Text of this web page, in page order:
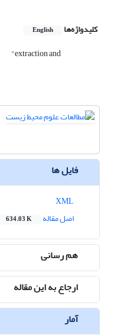
کلیدواژه‌ها English
"extraction and
فایل ها
اصل مقاله
634.03 K
هم رسانی
ارجاع به این مقاله
آمار